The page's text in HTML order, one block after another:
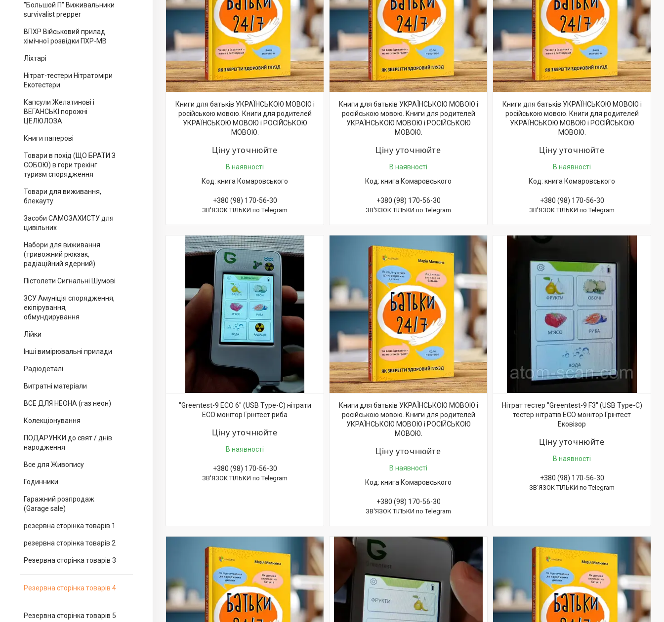
"Большой П" Виживальники
survivalist prepper
ВПХР Військовий прилад
хімічної розвідки ПХР-МВ
Ліхтарі
Нітрат-тестери Нітратоміри
Екотестери
Капсули Желатинові і
ВЕГАНСЬКІ порожні
ЦЕЛЮЛОЗА
Книги паперові
Товари в похід (ЩО БРАТИ З
СОБОЮ) в гори трекінг
туризм спорядження
Товари для виживання,
блекауту
Засоби САМОЗАХИСТУ для
цивільних
Набори для виживання
(тривожний рюкзак,
радіаційний ядерний)
Пістолети Сигнальні Шумові
ЗСУ Амуніція спорядження,
екіпірування,
обмундирування
Лійки
Інші вимірювальні прилади
Радіодеталі
Витратні матеріали
ВСЕ ДЛЯ НЕОНА (газ неон)
Колекціонування
ПОДАРУНКИ до свят / днів
народження
Все для Живопису
Годинники
Гаражний розпродаж
(Garage sale)
резервна сторінка товарів 1
резервна сторінка товарів 2
Резервна сторінка товарів 3
Резервна сторінка товарів 4
Резервна сторінка товарів 5
Книги для батьків УКРАЇНСЬКОЮ МОВОЮ і
російською мовою. Книги для родителей
УКРАЇНСЬКОЮ МОВОЮ і РОСІЙСЬКОЮ
МОВОЮ.
Ціну уточнюйте
В наявності
книга Комаровського
+380 (98) 170-56-30
ЗВ'ЯЗОК ТІЛЬКИ по Telegram
Книги для батьків УКРАЇНСЬКОЮ МОВОЮ і
російською мовою. Книги для родителей
УКРАЇНСЬКОЮ МОВОЮ і РОСІЙСЬКОЮ
МОВОЮ.
Ціну уточнюйте
В наявності
книга Комаровського
+380 (98) 170-56-30
ЗВ'ЯЗОК ТІЛЬКИ по Telegram
Книги для батьків УКРАЇНСЬКОЮ МОВОЮ і
російською мовою. Книги для родителей
УКРАЇНСЬКОЮ МОВОЮ і РОСІЙСЬКОЮ
МОВОЮ.
Ціну уточнюйте
В наявності
книга Комаровського
+380 (98) 170-56-30
ЗВ'ЯЗОК ТІЛЬКИ по Telegram
"Greentest-9 ECO 6" (USB Type-C) нітрати
ECO монітор Грінтест риба
Ціну уточнюйте
В наявності
+380 (98) 170-56-30
ЗВ'ЯЗОК ТІЛЬКИ по Telegram
Книги для батьків УКРАЇНСЬКОЮ МОВОЮ і
російською мовою. Книги для родителей
УКРАЇНСЬКОЮ МОВОЮ і РОСІЙСЬКОЮ
МОВОЮ.
Ціну уточнюйте
В наявності
книга Комаровського
+380 (98) 170-56-30
ЗВ'ЯЗОК ТІЛЬКИ по Telegram
Нітрат тестер "Greentest-9 F3" (USB Type-C)
тестер нітратів ECO монітор Грінтест
Ековізор
Ціну уточнюйте
В наявності
+380 (98) 170-56-30
ЗВ'ЯЗОК ТІЛЬКИ по Telegram